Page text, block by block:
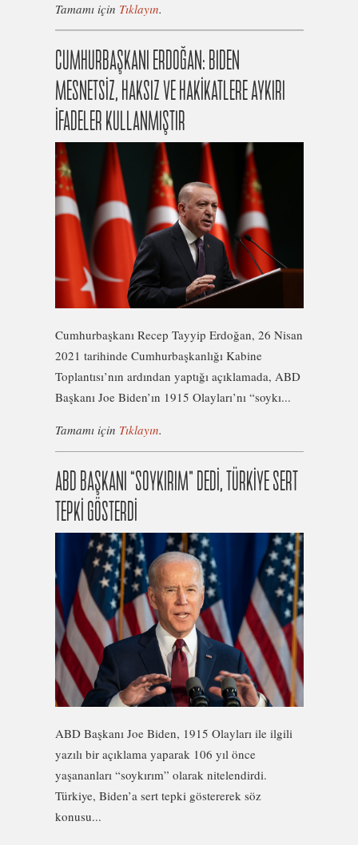
Tamamı için Tıklayın.
CUMHURBAŞKANI ERDOĞAN: BIDEN
MESNETSİZ, HAKSIZ VE HAKİKATLERE AYKIRI
İFADELER KULLANMIŞTIR
Cumhurbaşkanı Recep Tayyip Erdoğan, 26 Nisan
2021 tarihinde Cumhurbaşkanlığı Kabine
Toplantısı’nın ardından yaptığı açıklamada, ABD
Başkanı Joe Biden’ın 1915 Olayları’nı “soykı...
Tamamı için Tıklayın.
ABD BAŞKANI “SOYKIRIM” DEDİ, TÜRKİYE SERT
TEPKİ GÖSTERDİ
ABD Başkanı Joe Biden, 1915 Olayları ile ilgili
yazılı bir açıklama yaparak 106 yıl önce
yaşananları “soykırım” olarak nitelendirdi.
Türkiye, Biden’a sert tepki göstererek söz
konusu...